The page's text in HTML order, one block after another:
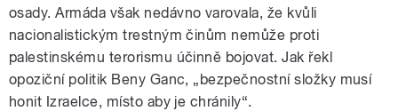
osady. Armáda však nedávno varovala, že kvůli
nacionalistickým trestným činům nemůže proti
palestinskému terorismu účinně bojovat. Jak řekl
opoziční politik Beny Ganc, „bezpečnostní složky musí
honit Izraelce, místo aby je chránily“.